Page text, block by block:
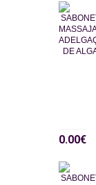
0.00€